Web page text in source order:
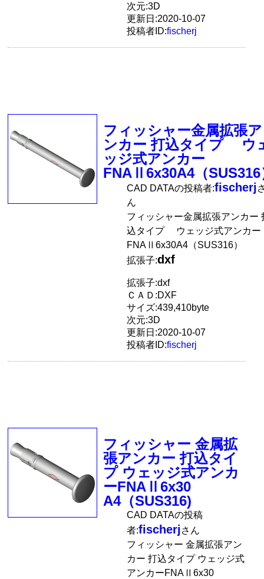
次元:3D
更新日:2020-10-07
投稿者ID:fischerj
フィッシャー金属拡張ア
ンカー 打込タイプ ウ
ッジ式アンカー
FNAⅡ6x30A4（SUS316
CAD DATAの投稿者:fischerj
ん
フィッシャー金属拡張アンカー
込タイプ ウェッジ式アンカー
FNAⅡ6x30A4（SUS316）
拡張子:dxf
拡張子:dxf
ＣＡＤ:DXF
サイズ:439,410byte
次元:3D
更新日:2020-10-07
投稿者ID:fischerj
フィッシャー 金属拡
張アンカー 打込タイ
プ ウェッジ式アンカ
ーFNAⅡ6x30
A4（SUS316)
CAD DATAの投稿
者:fischerjさん
フィッシャー 金属拡張アン
カー 打込タイプ ウェッジ式
アンカーFNAⅡ6x30